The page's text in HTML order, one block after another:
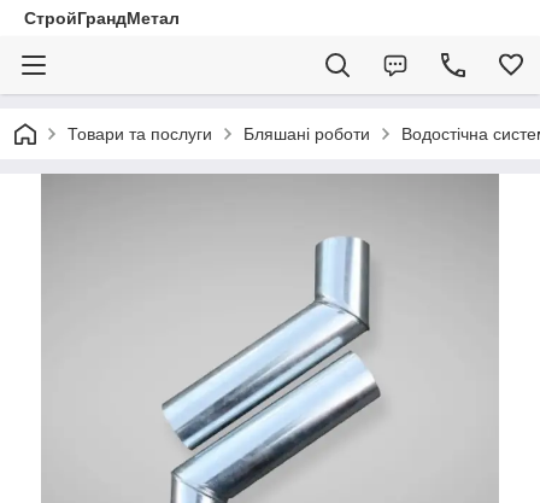
СтройГрандМетал
Товари та послуги Бляшані роботи Водостічна